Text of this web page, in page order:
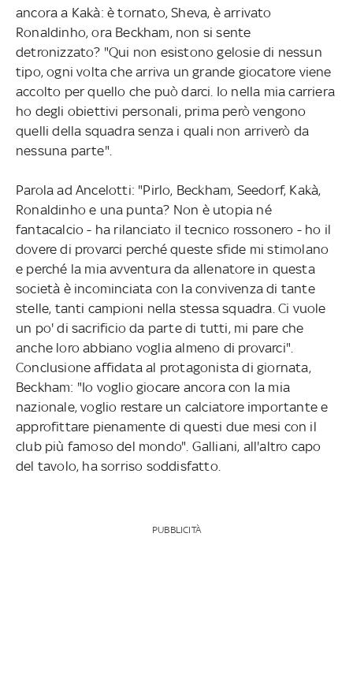
ancora a Kakà: è tornato, Sheva, è arrivato
Ronaldinho, ora Beckham, non si sente
detronizzato? "Qui non esistono gelosie di nessun
tipo, ogni volta che arriva un grande giocatore viene
accolto per quello che può darci. Io nella mia carriera
ho degli obiettivi personali, prima però vengono
quelli della squadra senza i quali non arriverò da
nessuna parte".
Parola ad Ancelotti: "Pirlo, Beckham, Seedorf, Kakà,
Ronaldinho e una punta? Non è utopia né
fantacalcio - ha rilanciato il tecnico rossonero - ho il
dovere di provarci perché queste sfide mi stimolano
e perché la mia avventura da allenatore in questa
società è incominciata con la convivenza di tante
stelle, tanti campioni nella stessa squadra. Ci vuole
un po' di sacrificio da parte di tutti, mi pare che
anche loro abbiano voglia almeno di provarci".
Conclusione affidata al protagonista di giornata,
Beckham: "Io voglio giocare ancora con la mia
nazionale, voglio restare un calciatore importante e
approfittare pienamente di questi due mesi con il
club più famoso del mondo". Galliani, all'altro capo
del tavolo, ha sorriso soddisfatto.
PUBBLICITÀ